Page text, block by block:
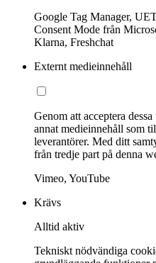
Google Tag Manager,
Consent Mode från
Klarna, Freshchat
Externt medieinnehåll
Genom att acceptera
annat medieinnehåll som
leverantörer. Med ditt
från tredje part på denna
Vimeo, YouTube
Krävs
Alltid aktiv
Tekniskt nödvändiga